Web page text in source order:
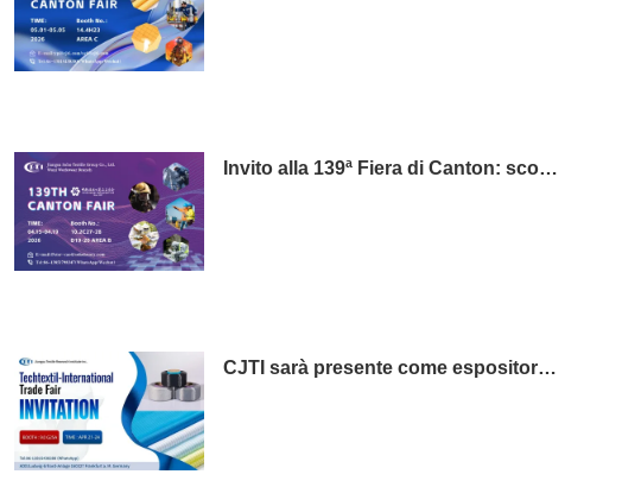
Invito alla 139ª Fiera di Canton: scoprite le soluzioni di abbigliamento protettivo professionale di CJTI.
CJTI sarà presente come espositore a Techtextil 2026 a Francoforte.